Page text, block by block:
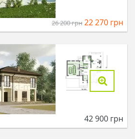
26 200грн 22 270 грн
42 900 грн